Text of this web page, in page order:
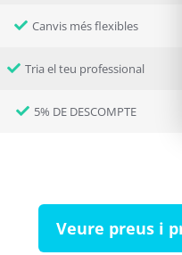
Canvis més flexibles
Tria el teu professional
5% DE DESCOMPTE
Veure preus i